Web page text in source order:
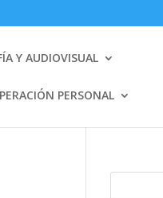
Y AUDIOVISUAL
PERSONAL